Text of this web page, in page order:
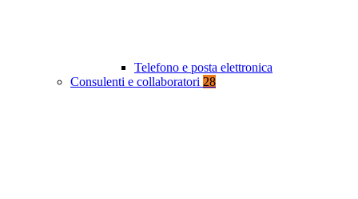
Telefono e posta elettronica
Consulenti e collaboratori 28